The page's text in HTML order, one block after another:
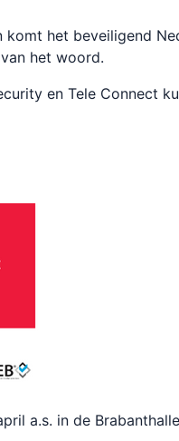
het beveiligend
het woord.
en Tele Connect
a.s. in de